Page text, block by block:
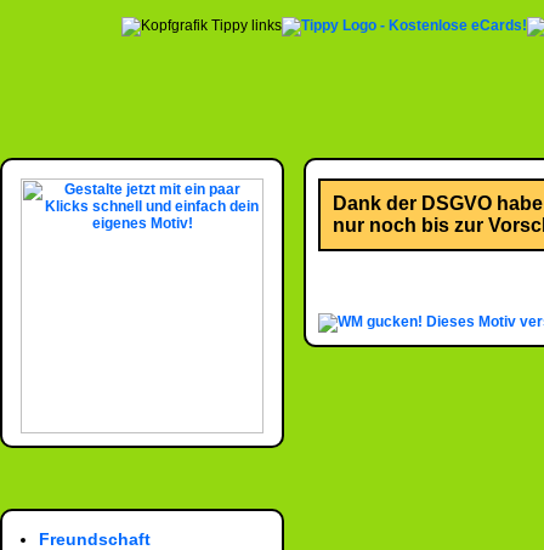
Freundschaft
Dank der DSGVO
nur noch bis zur
Dieses Motiv